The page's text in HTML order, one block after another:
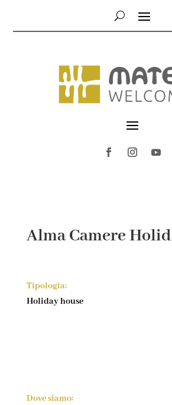
Alma Camere
Tipologia:
Holiday house
Dove siamo: